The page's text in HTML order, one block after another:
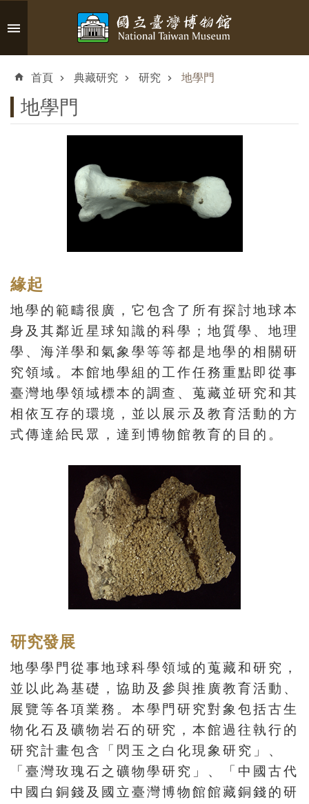
跳到主要內容區塊
搜
觀
資
訊
展
覽
資
訊
創
典
藏
研
究
便
民
首頁 典藏研究 研究 地學門
地學門
緣起
地學的範疇很廣，它包含了所有探討地球本
身及其鄰近星球知識的科學；地質學、地理
學、海洋學和氣象學等等都是地學的相關研
究領域。本館地學組的工作任務重點即從事
臺灣地學領域標本的調查、蒐藏並研究和其
相依互存的環境，並以展示及教育活動的方
式傳達給民眾，達到博物館教育的目的。
研究發展
地學學門從事地球科學領域的蒐藏和研究，
並以此為基礎，協助及參與推廣教育活動、
展覽等各項業務。本學門研究對象包括古生
物化石及礦物岩石的研究，本館過往執行的
研究計畫包含「閃玉之白化現象研究」、
「臺灣玫瑰石之礦物學研究」、「中國古代
中國白銅錢及國立臺灣博物館館藏銅錢的研